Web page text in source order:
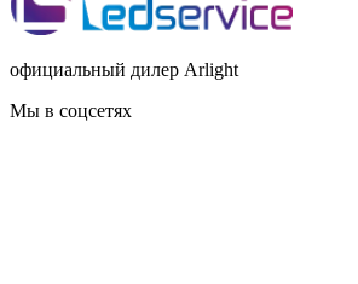
официальный дилер Arlight
Мы в соцсетях